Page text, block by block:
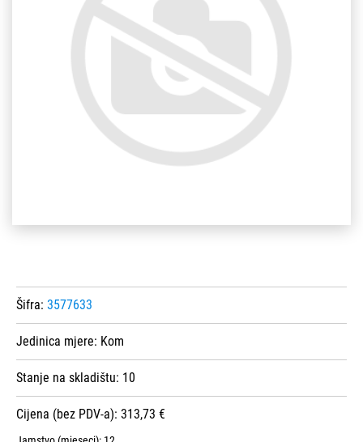
Šifra: 3577633
Jedinica mjere: Kom
Stanje na skladištu: 10
Cijena (bez PDV-a): 313,73 €